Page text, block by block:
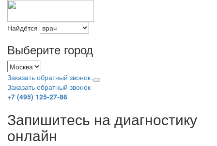
Найдётся
Выберите город
Заказать обратный звонок
Заказать обратный звонок
+7 (495) 125-27-86
Запишитесь на диагностику
онлайн